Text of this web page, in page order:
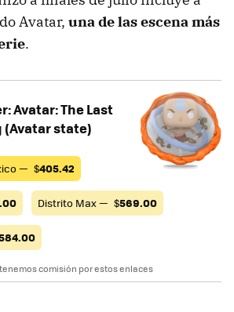
Avatar, una de las escena más
.
Avatar: The Last
(Avatar state)
— $405.42
Distrito Max — $569.00
comisión por estos enlaces